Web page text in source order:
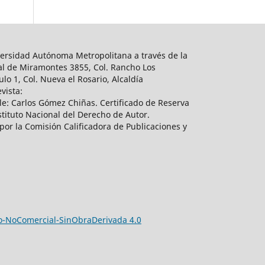
Autónoma Metropolitana a través de la
Miramontes 3855, Col. Rancho Los
1, Col. Nueva el Rosario, Alcaldía
Carlos Gómez Chiñas. Certificado de Reserva
Nacional del Derecho de Autor.
la Comisión Calificadora de Publicaciones y
NoComercial-SinObraDerivada 4.0